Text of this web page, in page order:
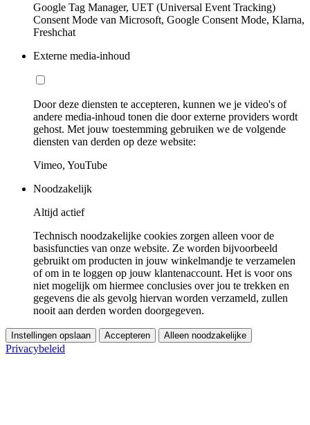
Google Tag Manager, UET (Universal Event Tracking)
Consent Mode van Microsoft, Google Consent Mode, Klarna,
Freshchat
Externe media-inhoud
Door deze diensten te accepteren, kunnen we je video's of
andere media-inhoud tonen die door externe providers wordt
gehost. Met jouw toestemming gebruiken we de volgende
diensten van derden op deze website:
Vimeo, YouTube
Noodzakelijk
Altijd actief
Technisch noodzakelijke cookies zorgen alleen voor de
basisfuncties van onze website. Ze worden bijvoorbeeld
gebruikt om producten in jouw winkelmandje te verzamelen
of om in te loggen op jouw klantenaccount. Het is voor ons
niet mogelijk om hiermee conclusies over jou te trekken en
gegevens die als gevolg hiervan worden verzameld, zullen
nooit aan derden worden doorgegeven.
Instellingen opslaan Accepteren Alleen noodzakelijke
Privacybeleid